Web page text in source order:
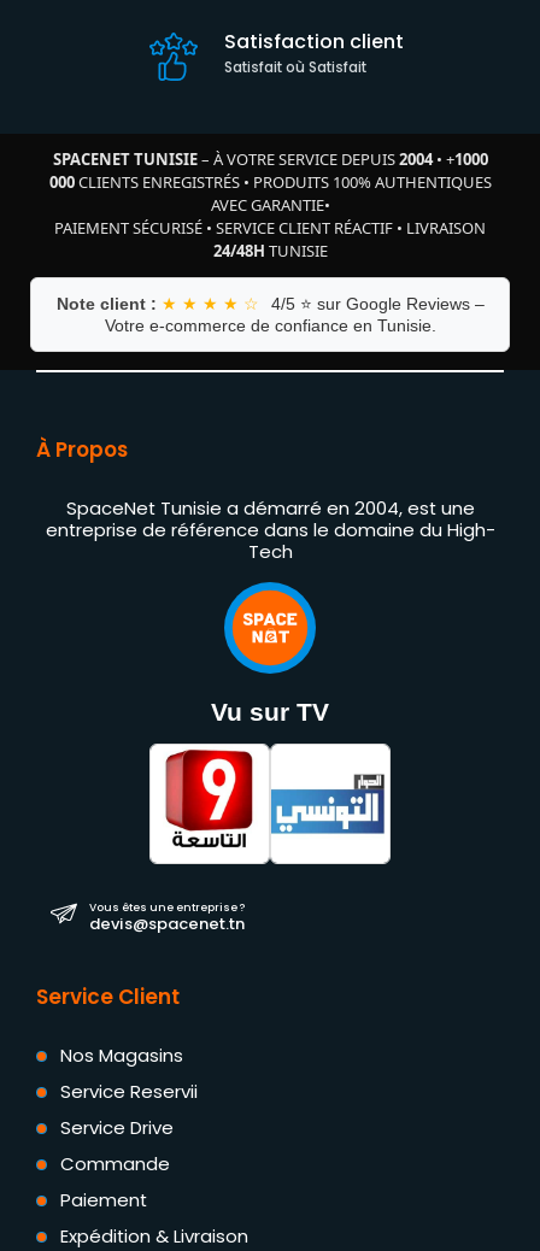
Satisfaction client
Satisfait où Satisfait
SPACENET TUNISIE– À VOTRE SERVICE DEPUIS2004• +1000
000CLIENTS ENREGISTRÉS• PRODUITS 100% AUTHENTIQUES
AVEC GARANTIE•
PAIEMENT SÉCURISÉ • SERVICE CLIENT RÉACTIF • LIVRAISON
24/48H TUNISIE
Note client : ★ ★ ★ ★ ☆
4/5 ⭐ sur Google Reviews –
Votre e-commerce de confiance en Tunisie.
À Propos
SpaceNet Tunisie a démarré en 2004, est une
entreprise de référence dans le domaine du High-
Tech
Vu sur TV
Vous êtes une entreprise ?
devis@spacenet.tn
Service Client
Nos Magasins
Service Reservii
Service Drive
Commande
Paiement
Expédition & Livraison